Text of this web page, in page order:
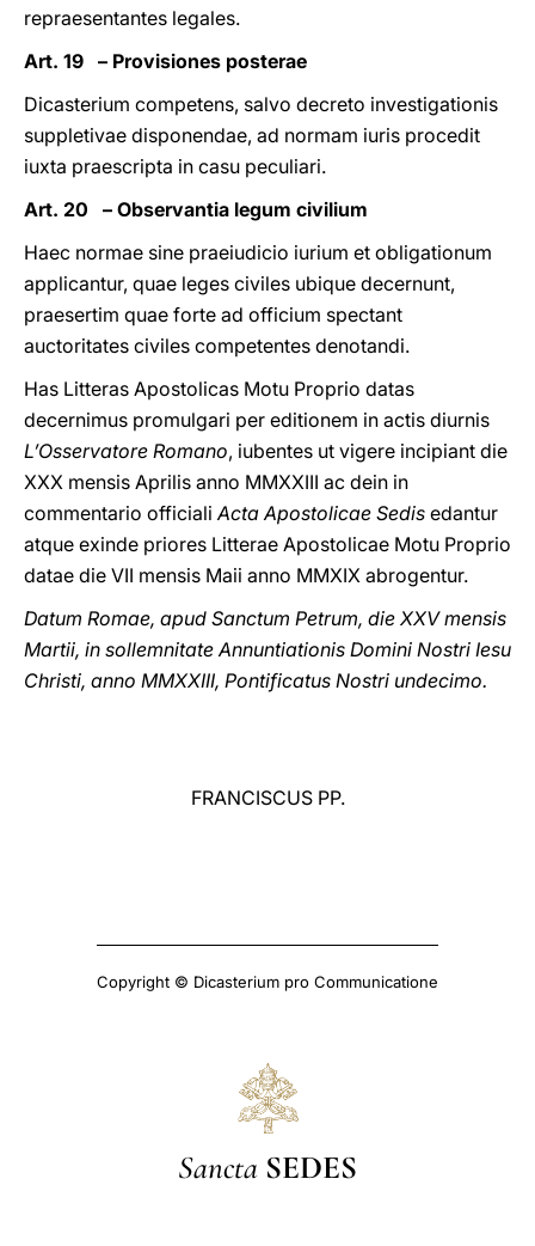
repraesentantes legales.
Art. 19 – Provisiones posterae
Dicasterium competens, salvo decreto investigationis
suppletivae disponendae, ad normam iuris procedit
iuxta praescripta in casu peculiari.
Art. 20 – Observantia legum civilium
Haec normae sine praeiudicio iurium et obligationum
applicantur, quae leges civiles ubique decernunt,
praesertim quae forte ad officium spectant
auctoritates civiles competentes denotandi.
Has Litteras Apostolicas Motu Proprio datas
decernimus promulgari per editionem in actis diurnis
L’Osservatore Romano, iubentes ut vigere incipiant die
XXX mensis Aprilis anno MMXXIII ac dein in
commentario officialiActa Apostolicae Sedis edantur
atque exinde priores Litterae Apostolicae Motu Proprio
datae die VII mensis Maii anno MMXIX abrogentur.
Datum Romae, apud Sanctum Petrum, die XXV mensis
Martii, in sollemnitate Annuntiationis Domini Nostri Iesu
Christi, anno MMXXIII, Pontificatus Nostri undecimo.
FRANCISCUS PP.
Copyright © Dicasterium pro Communicatione
Sancta SEDES